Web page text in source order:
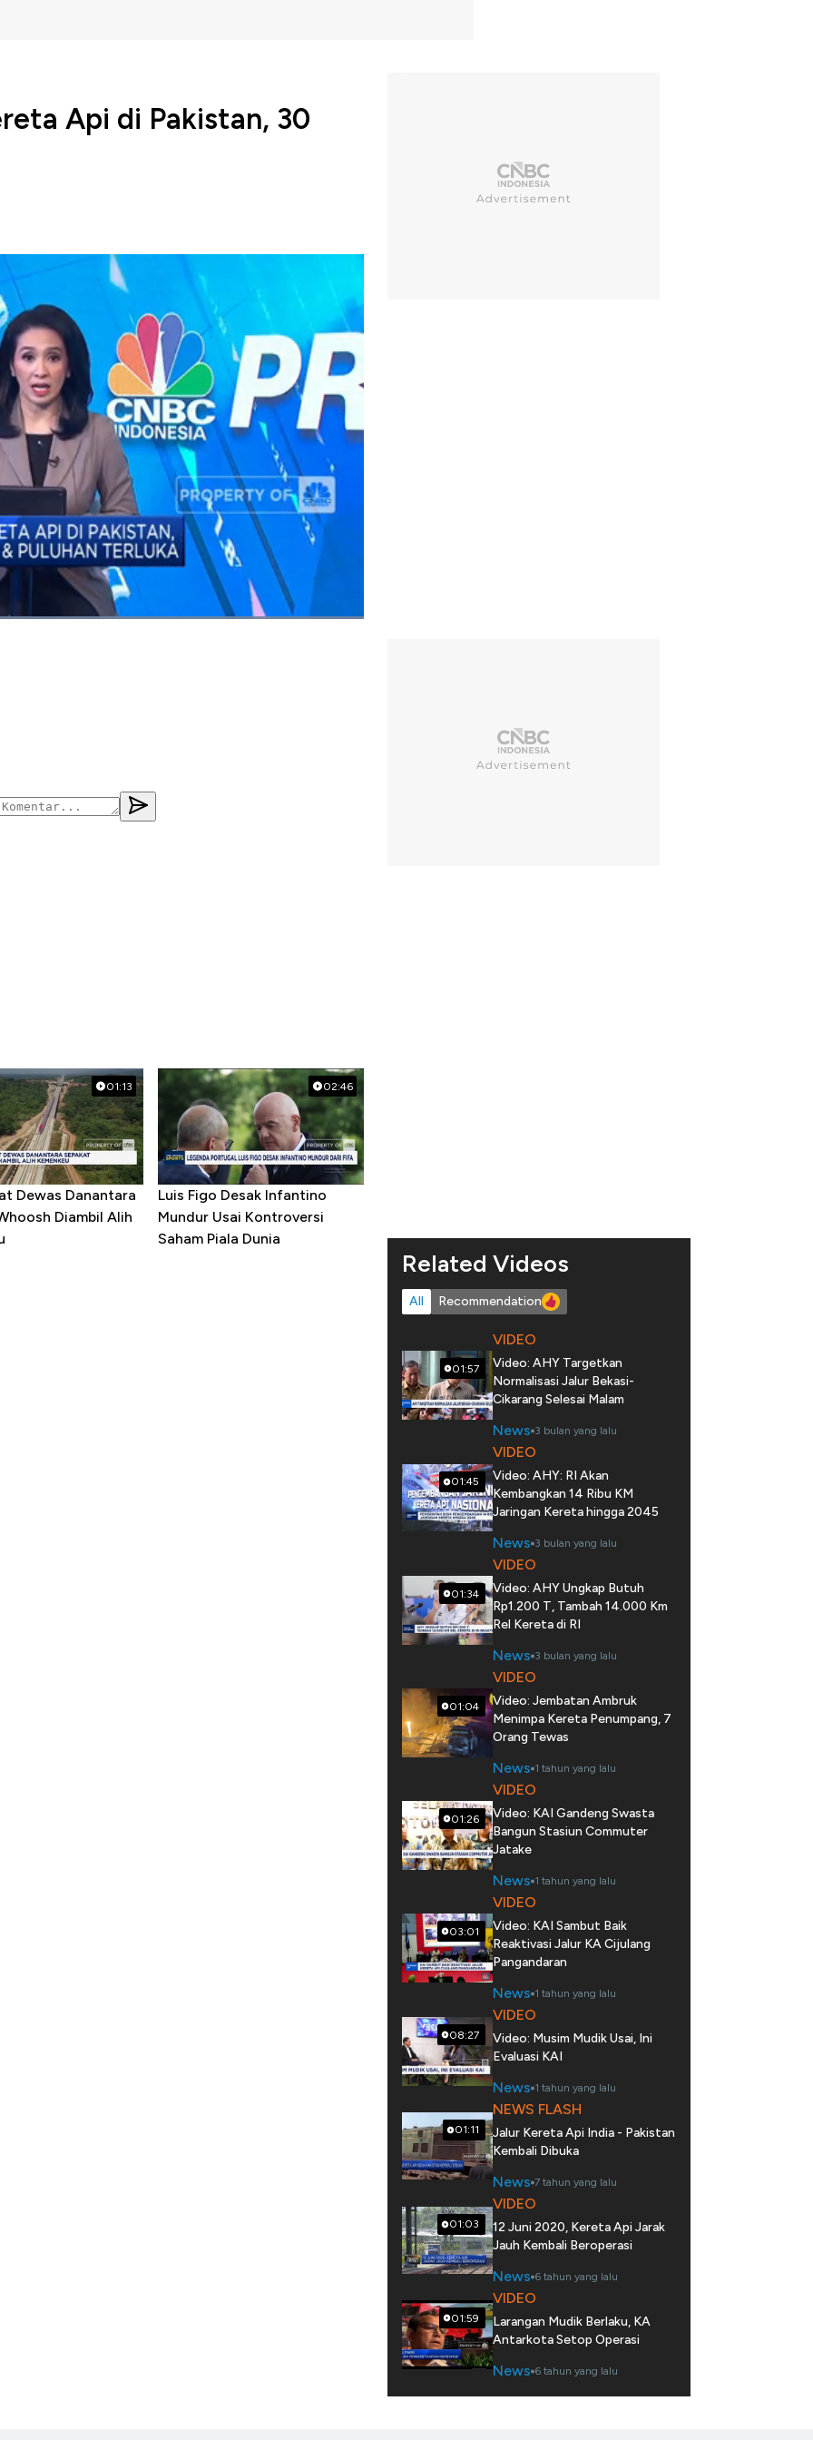
Api di Pakistan, 30
tewas dan puluhan orang lainnya terluka dalam
wilayah Nawabshah, Provinsi Sindh Selatan Pakistan
Profit di CNBC Indonesia (Senin, 07/08/2023) Berikut
01:13
Dewas Danantara
Diambil Alih
02:46
Luis Figo Desak Infantino
Mundur Usai Kontroversi
Saham Piala Dunia
Related Videos
All Recommendation
01:57
VIDEO
Video: AHY Targetkan
Normalisasi Jalur Bekasi-
Cikarang Selesai Malam
News 3 bulan yang lalu
01:45
VIDEO
Video: AHY: RI Akan
Kembangkan 14 Ribu KM
Jaringan Kereta hingga 2045
News 3 bulan yang lalu
01:34
VIDEO
Video: AHY Ungkap Butuh
Rp1.200 T, Tambah 14.000 Km
Rel Kereta di RI
News 3 bulan yang lalu
01:04
VIDEO
Video: Jembatan Ambruk
Menimpa Kereta Penumpang, 7
Orang Tewas
News 1 tahun yang lalu
01:26
VIDEO
Video: KAI Gandeng Swasta
Bangun Stasiun Commuter
Jatake
News 1 tahun yang lalu
03:01
VIDEO
Video: KAI Sambut Baik
Reaktivasi Jalur KA Cijulang
Pangandaran
News 1 tahun yang lalu
08:27
VIDEO
Video: Musim Mudik Usai, Ini
Evaluasi KAI
News 1 tahun yang lalu
01:11
NEWS FLASH
Jalur Kereta Api India - Pakistan
Kembali Dibuka
News 7 tahun yang lalu
01:03
VIDEO
12 Juni 2020, Kereta Api Jarak
Jauh Kembali Beroperasi
News 6 tahun yang lalu
01:59
VIDEO
Larangan Mudik Berlaku, KA
Antarkota Setop Operasi
News 6 tahun yang lalu